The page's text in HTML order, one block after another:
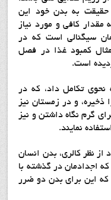
حقیقت به بدن خود این
کافی و مورد نیاز
سیگنالی است که در
کمبود غذا در فصل
است.
نحوی تکامل داد، که در
ذخیره، و در زمستان نیز
گرم نگاه داشتن و نیز
نمایند.
از نظر کالری، بدن انسان
اجدادمان در گذشته با
که این برای بدن دو ضرر